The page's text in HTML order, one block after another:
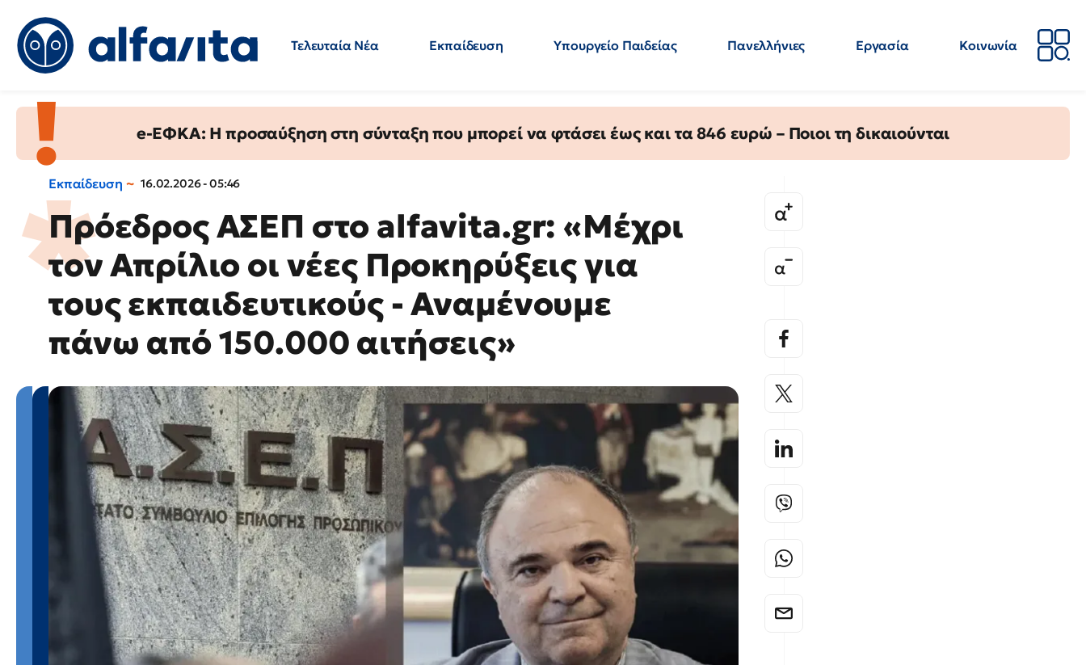
Τελευταία Νέα Εκπαίδευση Υπουργείο Παιδείας Πανελλήνιες Εργασία
Κοινωνία
e-ΕΦΚΑ: Η προσαύξηση στη σύνταξη που μπορεί να φτάσει έως και τα 846 ευρώ – Ποιοι τη δικαιούνται
Εκπαίδευση 16.02.2026 - 05:46
Πρόεδρος ΑΣΕΠ στο alfavita.gr: «Μέχρι
τον Απρίλιο οι νέες Προκηρύξεις για
τους εκπαιδευτικούς - Αναμένουμε
πάνω από 150.000 αιτήσεις»